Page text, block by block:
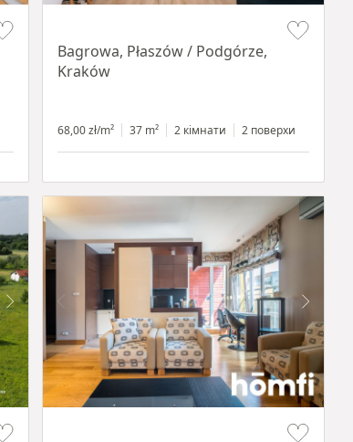
Bagrowa, Płaszów / Podgórze,
Kraków
68,00 zł/m² 37 m² 2 кімнати 2 поверхи